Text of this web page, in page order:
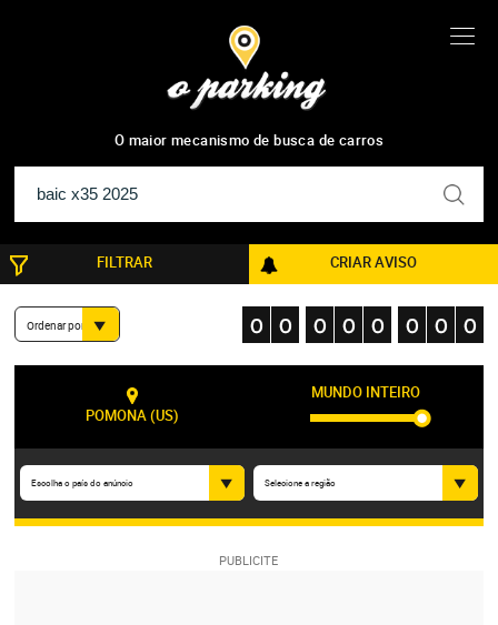
O maior mecanismo de busca de carros
FILTRAR CRIAR AVISO
Ordenar por
POMONA (US)
MUNDO INTEIRO
Escolha o país do anúncio Selecione a região